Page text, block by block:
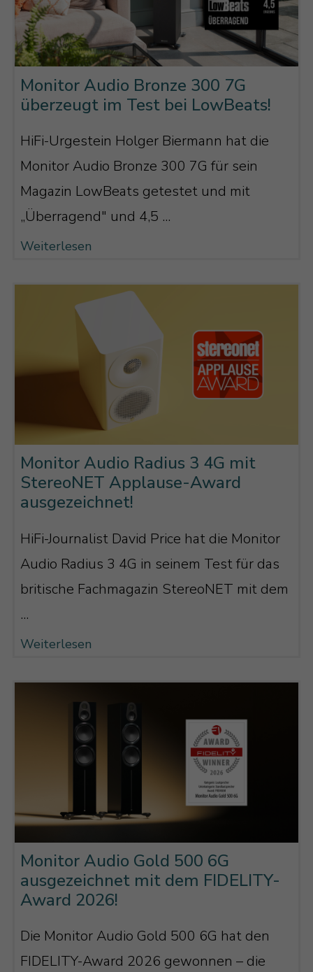
Monitor Audio Bronze 300 7G
überzeugt im Test bei LowBeats!
HiFi-Urgestein Holger Biermann hat die
Monitor Audio Bronze 300 7G für sein
Magazin LowBeats getestet und mit
„Überragend" und 4,5 ...
Weiterlesen
Monitor Audio Radius 3 4G mit
StereoNET Applause-Award
ausgezeichnet!
HiFi-Journalist David Price hat die Monitor
Audio Radius 3 4G in seinem Test für das
britische Fachmagazin StereoNET mit dem
...
Weiterlesen
Monitor Audio Gold 500 6G
ausgezeichnet mit dem FIDELITY-
Award 2026!
Die Monitor Audio Gold 500 6G hat den
FIDELITY-Award 2026 gewonnen – die